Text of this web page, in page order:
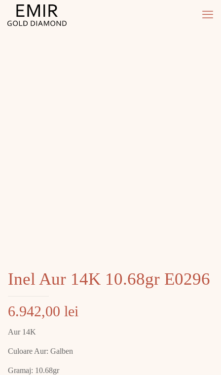
Inel Aur 14K 10.68gr E0296
6.942,00 lei
Aur 14K
Culoare Aur: Galben
Gramaj: 10.68gr